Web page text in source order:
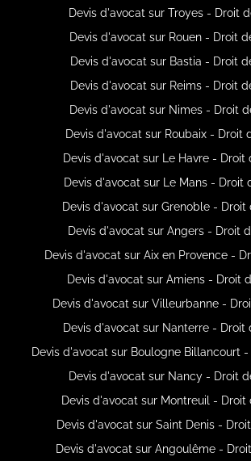
Devis d'avocat sur Troyes - Droit
Devis d'avocat sur Rouen - Droit
Devis d'avocat sur Bastia - Droit
Devis d'avocat sur Reims - Droit
Devis d'avocat sur Nimes - Droit
Devis d'avocat sur Roubaix - Droit
Devis d'avocat sur Le Havre - Droit
Devis d'avocat sur Le Mans - Droit
Devis d'avocat sur Grenoble - Droit
Devis d'avocat sur Angers - Droit
Devis d'avocat sur Aix en Provence -
Devis d'avocat sur Amiens - Droit
Devis d'avocat sur Villeurbanne -
Devis d'avocat sur Nanterre - Droit
Devis d'avocat sur Boulogne Billancourt
Devis d'avocat sur Nancy - Droit
Devis d'avocat sur Montreuil - Droit
Devis d'avocat sur Saint Denis -
Devis d'avocat sur Angoulême -